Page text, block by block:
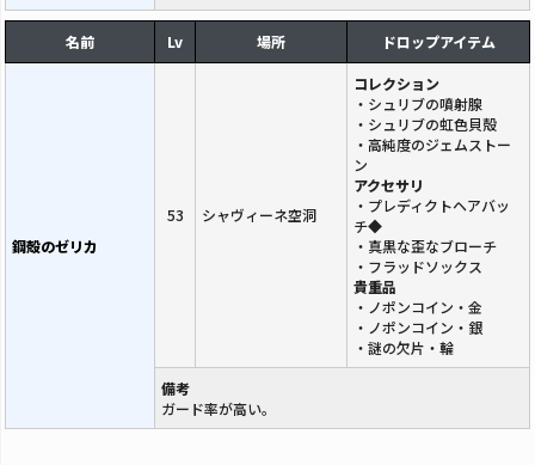
名前 Lv 場所 ドロップアイテム
鋼殻のゼリカ
53 シャヴィーネ空洞
コレクション
・シュリブの噴射腺
・シュリブの虹色貝殻
・高純度のジェムストー
ン
アクセサリ
・プレディクトヘアバッ
チ◆
・真黒な歪なブローチ
・フラッドソックス
貴重品
・ノポンコイン・金
・ノポンコイン・銀
・謎の欠片・輪
備考
ガード率が高い。